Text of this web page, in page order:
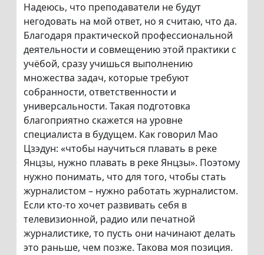
Надеюсь, что преподаватели не будут
негодовать на мой ответ, но я считаю, что да.
Благодаря практической профессиональной
деятельности и совмещению этой практики с
учёбой, сразу учишься выполнению
множества задач, которые требуют
собранности, ответственности и
универсальности. Такая подготовка
благоприятно скажется на уровне
специалиста в будущем. Как говорил Мао
Цзэдун: «чтобы научиться плавать в реке
Янцзы, нужно плавать в реке Янцзы». Поэтому
нужно понимать, что для того, чтобы стать
журналистом – нужно работать журналистом.
Если кто-то хочет развивать себя в
телевизионной, радио или печатной
журналистике, то пусть они начинают делать
это раньше, чем позже. Такова моя позиция.